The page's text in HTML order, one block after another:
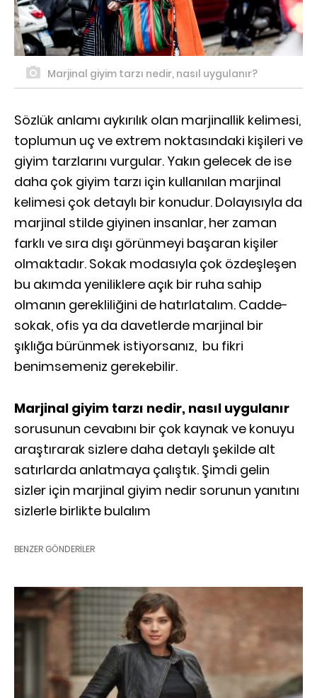
Marjinal giyim tarzı nedir, nasıl uygulanır?
Sözlük anlamı aykırılık olan marjinallik kelimesi,
toplumun uç ve extrem noktasındaki kişileri ve
giyim tarzlarını vurgular. Yakın gelecek de ise
daha çok giyim tarzı için kullanılan marjinal
kelimesi çok detaylı bir konudur. Dolayısıyla da
marjinal stilde giyinen insanlar, her zaman
farklı ve sıra dışı görünmeyi başaran kişiler
olmaktadır. Sokak modasıyla çok özdeşleşen
bu akımda yeniliklere açık bir ruha sahip
olmanın gerekliliğini de hatırlatalım. Cadde-
sokak, ofis ya da davetlerde marjinal bir
şıklığa bürünmek istiyorsanız, bu fikri
benimsemeniz gerekebilir.
Marjinal giyim tarzı nedir, nasıl uygulanır
sorusunun cevabını bir çok kaynak ve konuyu
araştırarak sizlere daha detaylı şekilde alt
satırlarda anlatmaya çalıştık. Şimdi gelin
sizler için marjinal giyim nedir sorunun yanıtını
sizlerle birlikte bulalım
BENZER GÖNDERILER